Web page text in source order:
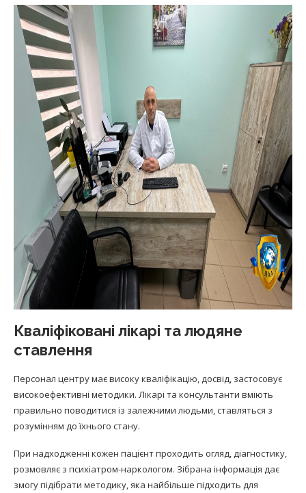
Кваліфіковані лікарі та людяне
ставлення
Персонал центру має високу кваліфікацію, досвід, застосовує
високоефективні методики. Лікарі та консультанти вміють
правильно поводитися із залежними людьми, ставляться з
розумінням до їхнього стану.
При надходженні кожен пацієнт проходить огляд, діагностику,
розмовляє з психіатром-наркологом. Зібрана інформація дає
змогу підібрати методику, яка найбільше підходить для